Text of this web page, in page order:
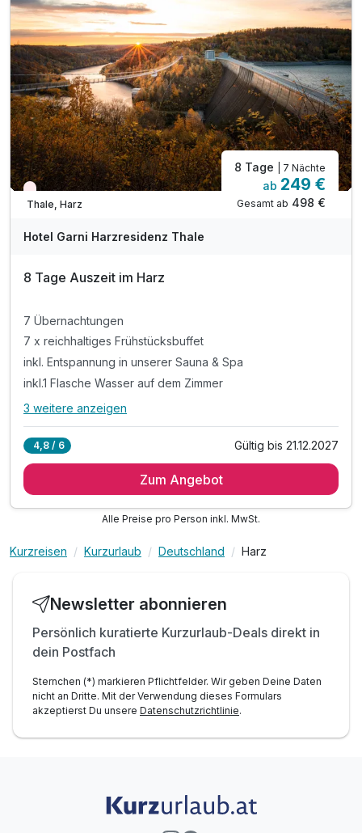
inkl. Parkplatz
inkl. W-LAN
Wieder frei ab September
Thale, Harz
8 Tage | 7 Nächte
ab 249 €
Gesamt ab 498 €
Hotel Garni Harzresidenz Thale
8 Tage Auszeit im Harz
7 Übernachtungen
7 x reichhaltiges Frühstücksbuffet
inkl. Entspannung in unserer Sauna & Spa
inkl.1 Flasche Wasser auf dem Zimmer
Alle Inklusivleistungen
7 x reichhaltiges Frühstücksbuffet
inkl.1 Flasche Wasser auf dem Zimmer
3 weitere anzeigen
4,8 / 6 Gültig bis 21.12.2027
Zum Angebot
Alle Preise pro Person inkl. MwSt.
Kurzreisen Kurzurlaub Deutschland Harz
Newsletter abonnieren
Persönlich kuratierte Kurzurlaub-Deals direkt in
dein Postfach
Sternchen (*) markieren Pflichtfelder. Wir geben Deine Daten
nicht an Dritte. Mit der Verwendung dieses Formulars
akzeptierst Du unsere Datenschutzrichtlinie.